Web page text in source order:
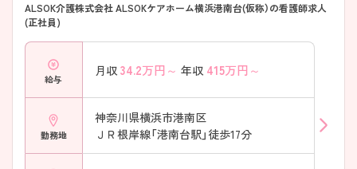
ALSOK介護株式会社 ALSOKケアホーム横浜港南台(仮称）の看護師求人
(正社員)
給与
月収 34.2万円～ 年収 415万円～
勤務地
神奈川県横浜市港南区
ＪＲ根岸線「港南台駅」徒歩17分